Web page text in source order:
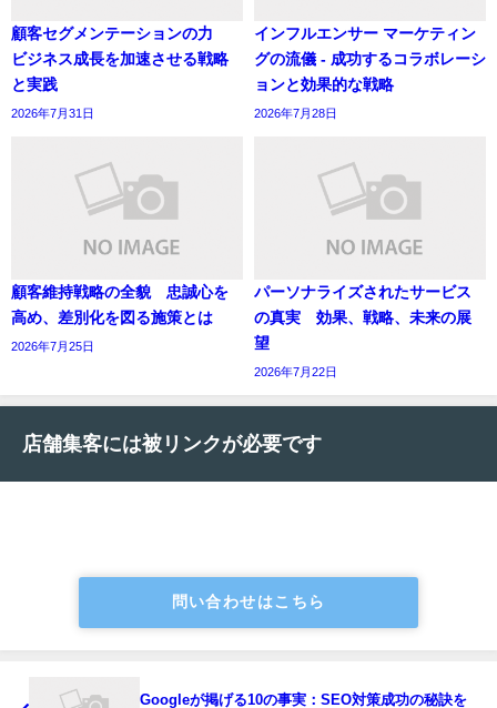
顧客セグメンテーションの力
ビジネス成長を加速させる戦略
と実践
2026年7月31日
インフルエンサー マーケティン
グの流儀 - 成功するコラボレーシ
ョンと効果的な戦略
2026年7月28日
顧客維持戦略の全貌 忠誠心を
高め、差別化を図る施策とは
2026年7月25日
パーソナライズされたサービス
の真実 効果、戦略、未来の展
望
2026年7月22日
店舗集客には被リンクが必要です
問い合わせはこちら
Googleが掲げる10の事実：SEO対策成功の秘訣を